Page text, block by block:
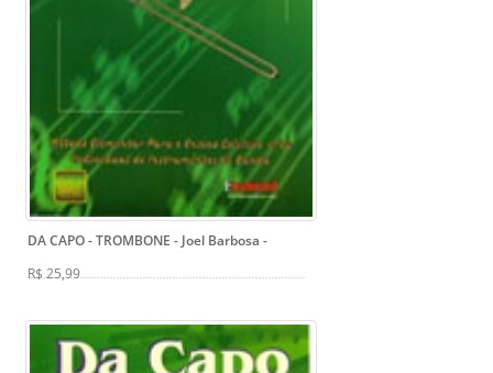
DA CAPO - TROMBONE - Joel Barbosa -
R$ 25,99